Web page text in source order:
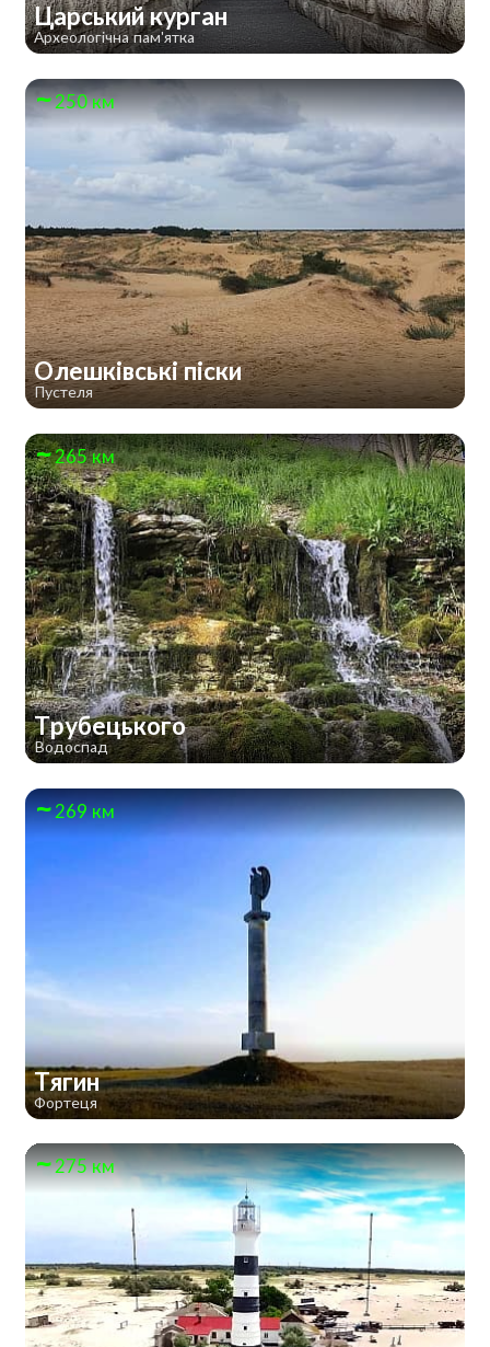
Царський курган
Археологічна пам'ятка
250 км
Олешківські піски
Пустеля
265 км
Трубецького
Водоспад
269 км
Тягин
Фортеця
275 км